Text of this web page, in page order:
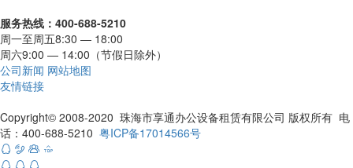
服务热线：400-688-5210
周一至周五8:30 — 18:00
周六9:00 — 14:00（节假日除外）
公司新闻 网站地图
友情链接
Copyright© 2008-2020 珠海市享通办公设备租赁有限公司 版权所有 电
话：400-688-5210 粤ICP备17014566号
   
  